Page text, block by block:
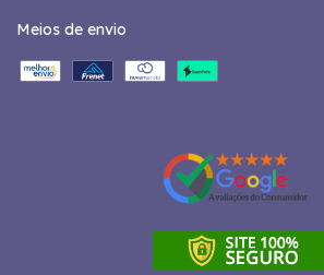
Meios de envio